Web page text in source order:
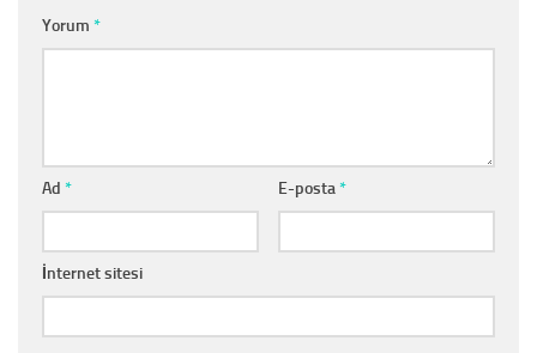
Yorum *
Ad * E-posta*
İnternet sitesi